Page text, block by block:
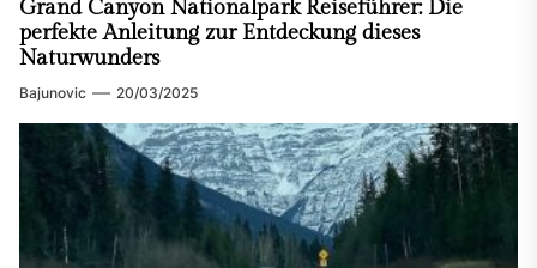
Grand Canyon Nationalpark Reiseführer: Die
perfekte Anleitung zur Entdeckung dieses
Naturwunders
Bajunovic 20/03/2025